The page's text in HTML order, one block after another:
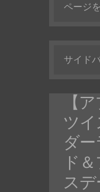
ページ
サイド
【
ツイ
ダー
ド
スデ